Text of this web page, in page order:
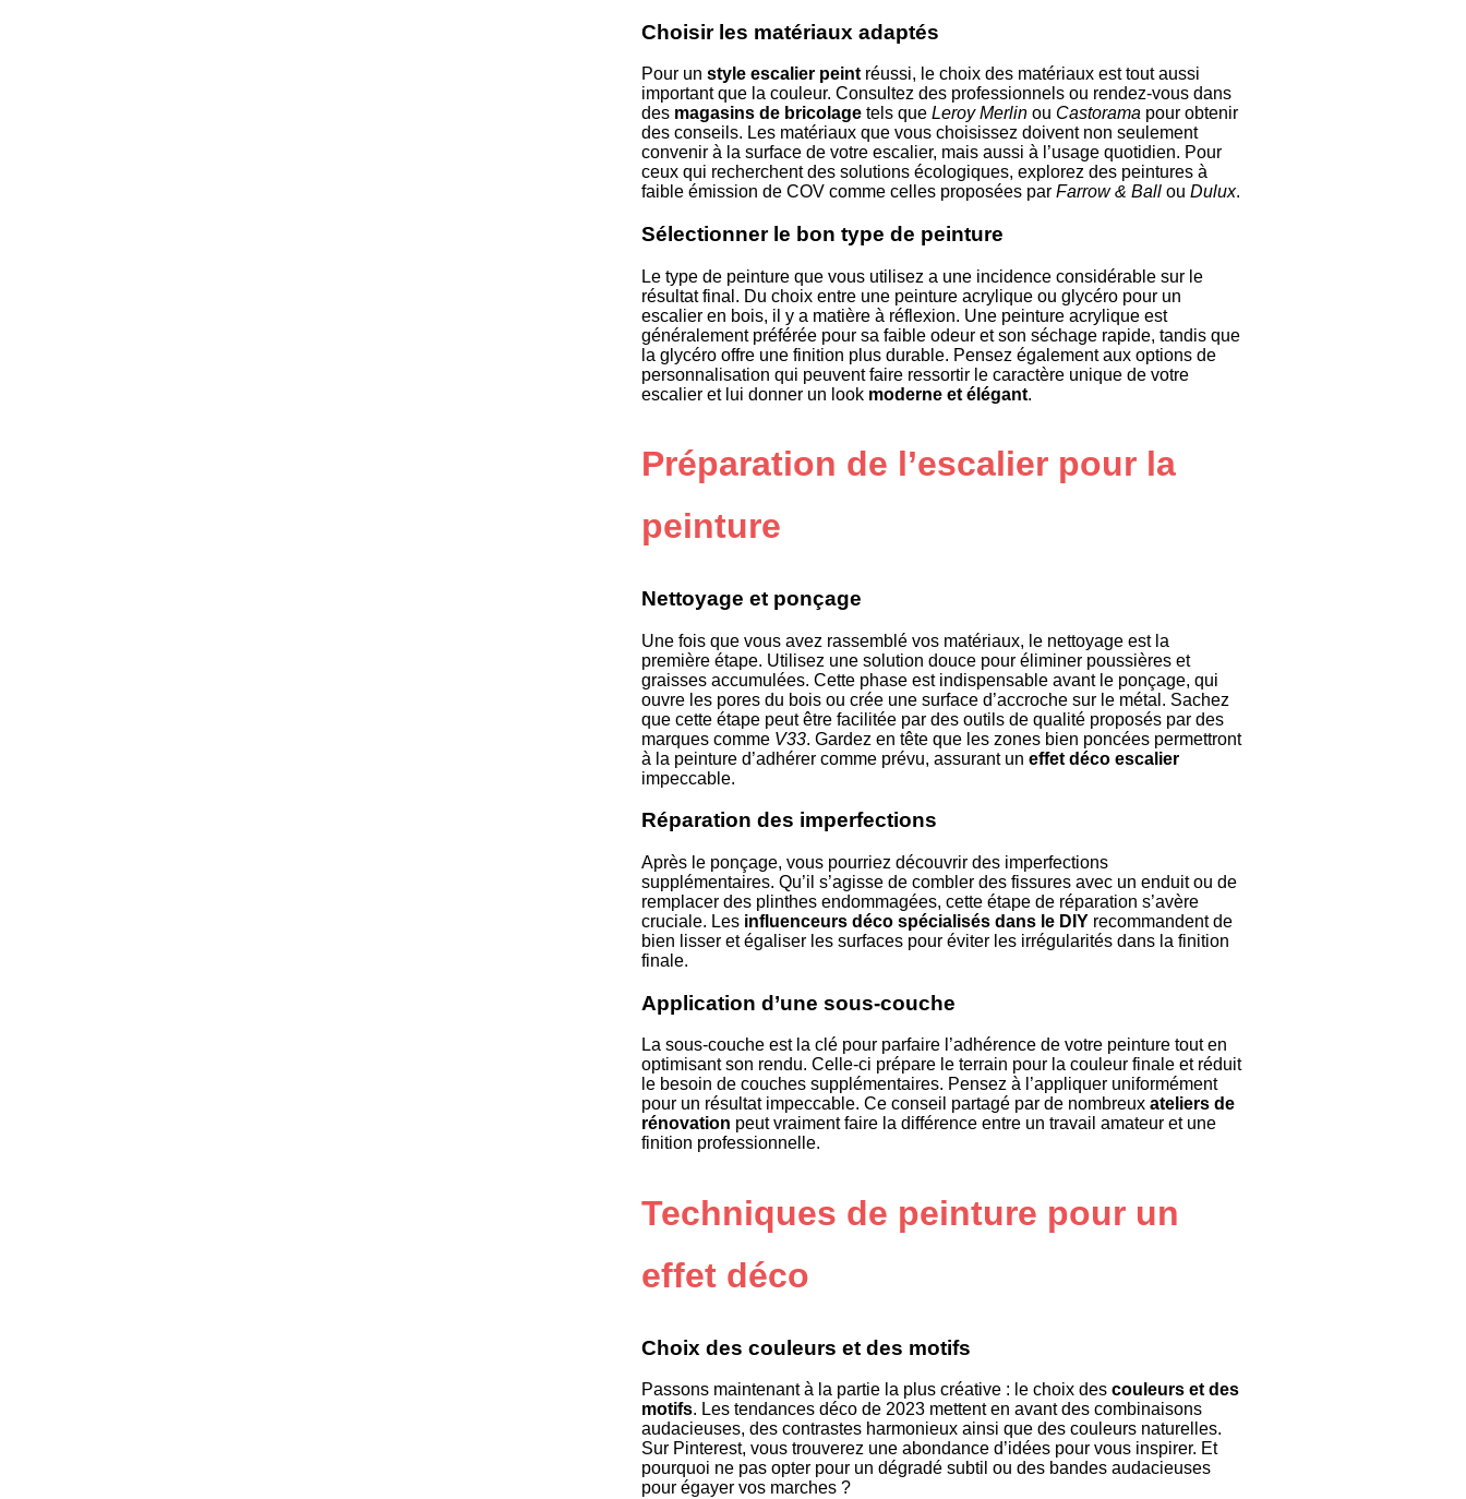
Choisir les matériaux adaptés
Pour un style escalier peint réussi, le choix des matériaux est tout aussi
important que la couleur. Consultez des professionnels ou rendez-vous dans
des magasins de bricolage tels que Leroy Merlin ou Castorama pour obtenir
des conseils. Les matériaux que vous choisissez doivent non seulement
convenir à la surface de votre escalier, mais aussi à l’usage quotidien. Pour
ceux qui recherchent des solutions écologiques, explorez des peintures à
faible émission de COV comme celles proposées par Farrow & Ball ou Dulux.
Sélectionner le bon type de peinture
Le type de peinture que vous utilisez a une incidence considérable sur le
résultat final. Du choix entre une peinture acrylique ou glycéro pour un
escalier en bois, il y a matière à réflexion. Une peinture acrylique est
généralement préférée pour sa faible odeur et son séchage rapide, tandis que
la glycéro offre une finition plus durable. Pensez également aux options de
personnalisation qui peuvent faire ressortir le caractère unique de votre
escalier et lui donner un look moderne et élégant.
Préparation de l’escalier pour la
peinture
Nettoyage et ponçage
Une fois que vous avez rassemblé vos matériaux, le nettoyage est la
première étape. Utilisez une solution douce pour éliminer poussières et
graisses accumulées. Cette phase est indispensable avant le ponçage, qui
ouvre les pores du bois ou crée une surface d’accroche sur le métal. Sachez
que cette étape peut être facilitée par des outils de qualité proposés par des
marques comme V33. Gardez en tête que les zones bien poncées permettront
à la peinture d’adhérer comme prévu, assurant un effet déco escalier
impeccable.
Réparation des imperfections
Après le ponçage, vous pourriez découvrir des imperfections
supplémentaires. Qu’il s’agisse de combler des fissures avec un enduit ou de
remplacer des plinthes endommagées, cette étape de réparation s’avère
cruciale. Les influenceurs déco spécialisés dans le DIY recommandent de
bien lisser et égaliser les surfaces pour éviter les irrégularités dans la finition
finale.
Application d’une sous-couche
La sous-couche est la clé pour parfaire l’adhérence de votre peinture tout en
optimisant son rendu. Celle-ci prépare le terrain pour la couleur finale et réduit
le besoin de couches supplémentaires. Pensez à l’appliquer uniformément
pour un résultat impeccable. Ce conseil partagé par de nombreux ateliers de
rénovation peut vraiment faire la différence entre un travail amateur et une
finition professionnelle.
Techniques de peinture pour un
effet déco
Choix des couleurs et des motifs
Passons maintenant à la partie la plus créative : le choix des couleurs et des
motifs. Les tendances déco de 2023 mettent en avant des combinaisons
audacieuses, des contrastes harmonieux ainsi que des couleurs naturelles.
Sur Pinterest, vous trouverez une abondance d’idées pour vous inspirer. Et
pourquoi ne pas opter pour un dégradé subtil ou des bandes audacieuses
pour égayer vos marches ?